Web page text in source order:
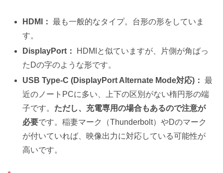
HDMI： 最も一般的なタイプ。台形の形をしていま
す。
DisplayPort：
HDMIと似ていますが、片側が角ばっ
たDの字のような形です。
USB Type-C (DisplayPort Alternate Mode対応)： 最
近のノートPCに多い、上下の区別がない楕円形の端
子です。 ただし、充電専用の場合もあるので注意が
必要です。稲妻マーク（Thunderbolt）やDのマーク
が付いていれば、映像出力に対応している可能性が
高いです。